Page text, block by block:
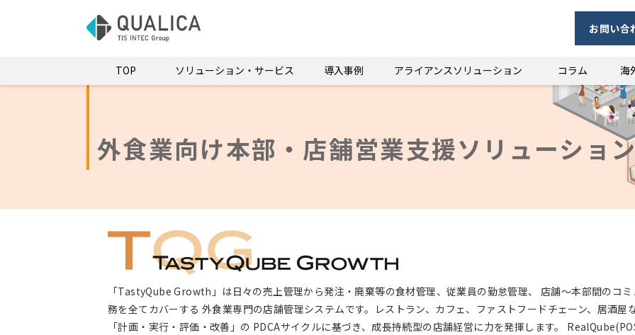
お問い合
TOP ソリューション・サービス 導入事例 アライアンスソリューション コラム 海
外食業向け本部・店舗営業支援ソリューショ
「TastyQube Growth」は日々の売上管理から発注・廃棄等の食材管理、従業員の勤怠管理、 店舗～本部間のコ
務を全てカバーする 外食業専門の店舗管理システムです。レストラン、カフェ、ファストフードチェーン、居酒屋
「計画・実行・評価・改善」の PDCAサイクルに基づき、成長持続型の店舗経営に力を発揮します。